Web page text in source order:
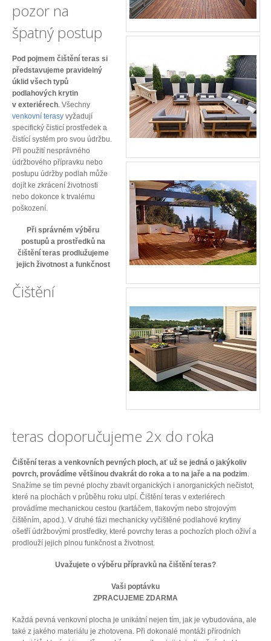
pozor na
špatný postup
Pod pojmem čištění teras si
představujeme pravidelný
úklid všech typů
podlahových krytin
v exteriérech. Všechny
venkovní terasy vyžadují
specifický čisticí prostředek a
čistící systém pro svou údržbu.
Při použití nesprávného
údržbového přípravku nebo
postupu údržby podlah může
dojít ke zkrácení životnosti
nebo dokonce k trvalému
poškození.
Při správném výběru
postupů a prostředků na
čištění teras prodlužujeme
jejich životnost a funkčnost
Čištění
teras doporučujeme 2x do roka
Čištění teras a venkovních pevných ploch, ať už se jedná o jakýkoliv
povrch, provádíme většinou dvakrát do roka a to na jaře a na podzim.
Snažíme se tím pevné plochy zbavit organických i anorganických nečistot,
které na plochách v průběhu roku ulpí. Čištění teras v exteriérech
provádíme mechanickou cestou (kartáčem, tlakovým nebo strojovým
čištěním, apod.). V druhé fázi mechanicky vyčištěné podlahové krytiny
ošetří údržbovými prostředky, které povrchy teras a pochozích ploch oživí a
prodlouží jejich plnou funkčnost a životnost.
Uvažujete o výběru přípravků na čištění teras?
Vaši poptávku
ZPRACUJEME ZDARMA
Každá pevná venkovní plocha je unikátní nejen tím, jak je vybudována, ale
také z jakého materiálu je zhotovena. Při dokonalé montáži přírodních